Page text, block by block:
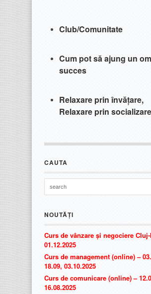
Club/Comunitate
Cum pot să ajung un
succes
Relaxare prin învățare,
Relaxare prin socializare
CAUTA
NOUTĂȚI
Curs de vânzare și negociere
01.12.2025
Curs de management (online) –
18.09, 03.10.2025
Curs de comunicare (online) –
16.08.2025